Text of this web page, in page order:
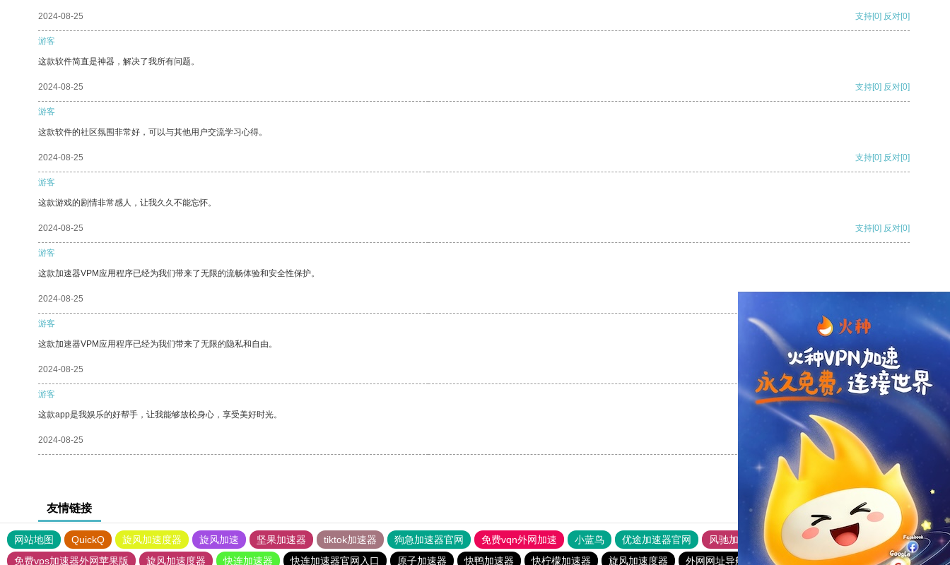
2024-08-25 支持[0] 反对[0]
游客
这款软件简直是神器，解决了我所有问题。
2024-08-25 支持[0] 反对[0]
游客
这款软件的社区氛围非常好，可以与其他用户交流学习心得。
2024-08-25 支持[0] 反对[0]
游客
这款游戏的剧情非常感人，让我久久不能忘怀。
2024-08-25 支持[0] 反对[0]
游客
这款加速器VPM应用程序已经为我们带来了无限的流畅体验和安全性保护。
2024-08-25
游客
这款加速器VPM应用程序已经为我们带来了无限的隐私和自由。
2024-08-25 支持 [0] 反对[0]
游客
这款app是我娱乐的好帮手，让我能够放松身心，享受美好时光。
2024-08-25 支持
友情链接
网站地图 QuickQ 旋风加速度器 旋风加速 坚果加速器 tiktok加速器 狗急加速器官网 免费vqn外网加速 小蓝鸟 优途加速器官网 风驰加速器
旋风加速器
免费vps加速器外网苹果版
旋风加速度器 快连加速器 快连加速器官网入口 原子加速器 快鸭加速器 快柠檬加速器 旋风加速度器 外网网址导航 软件中心 雷霆加速 狂飙加速器